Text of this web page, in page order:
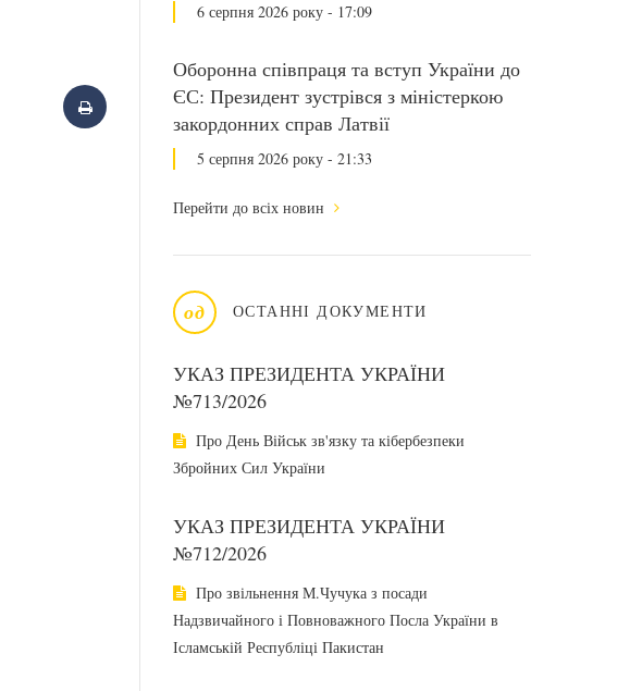
6 серпня 2026 року - 17:09
Оборонна співпраця та вступ України до
ЄС: Президент зустрівся з міністеркою
закордонних справ Латвії
5 серпня 2026 року - 21:33
Перейти до всіх новин
од ОСТАННІ ДОКУМЕНТИ
УКАЗ ПРЕЗИДЕНТА УКРАЇНИ
№713/2026
Про День Військ зв'язку та кібербезпеки
Збройних Сил України
УКАЗ ПРЕЗИДЕНТА УКРАЇНИ
№712/2026
Про звільнення М.Чучука з посади
Надзвичайного і Повноважного Посла України в
Ісламській Республіці Пакистан